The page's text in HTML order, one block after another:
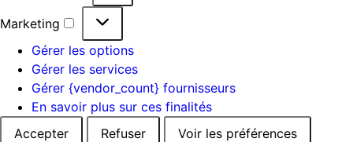
Marketing
Gérer les options
Gérer les services
Gérer {vendor_count} fournisseurs
En savoir plus sur ces finalités
Accepter
Refuser Voir les préférences